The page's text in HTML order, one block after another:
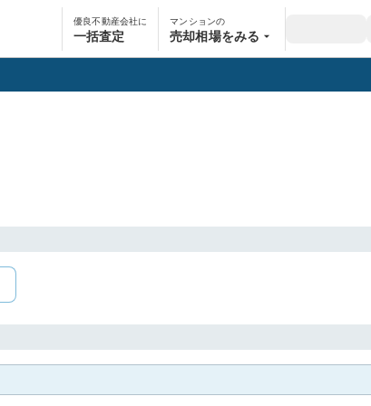
優良不動産会社に
一括査定
マンションの
売却相場をみる